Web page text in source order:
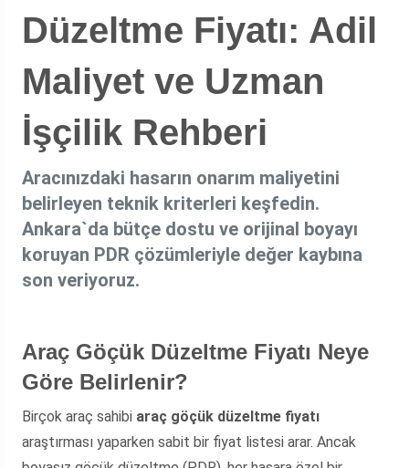
Düzeltme Fiyatı: Adil
Maliyet ve Uzman
İşçilik Rehberi
Aracınızdaki hasarın onarım maliyetini
belirleyen teknik kriterleri keşfedin.
Ankara`da bütçe dostu ve orijinal boyayı
koruyan PDR çözümleriyle değer kaybına
son veriyoruz.
Araç Göçük Düzeltme Fiyatı Neye
Göre Belirlenir?
Birçok araç sahibi araç göçük düzeltme fiyatı
araştırması yaparken sabit bir fiyat listesi arar. Ancak